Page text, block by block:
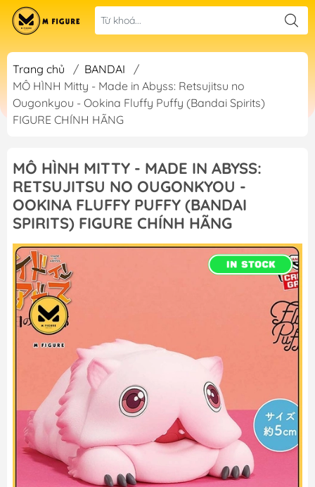
Trang chủ / BANDAI
/
MÔ HÌNH Mitty - Made in Abyss: Retsujitsu no
Ougonkyou - Ookina Fluffy Puffy (Bandai Spirits)
FIGURE CHÍNH HÃNG
MÔ HÌNH MITTY - MADE IN ABYSS:
RETSUJITSU NO OUGONKYOU -
OOKINA FLUFFY PUFFY (BANDAI
SPIRITS) FIGURE CHÍNH HÃNG